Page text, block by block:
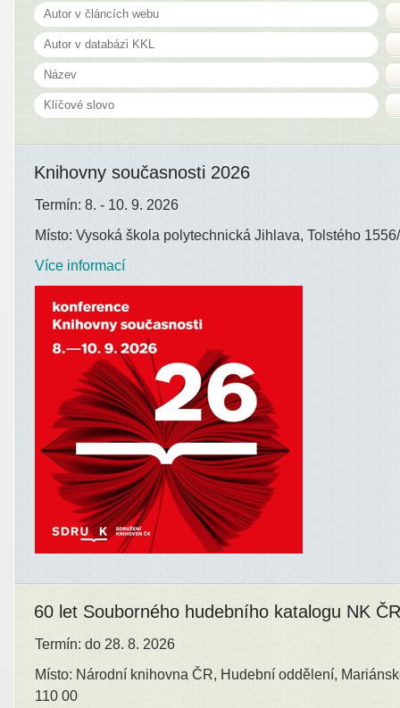
Knihovny současnosti 2026
Termín: 8. - 10. 9. 2026
Místo: Vysoká škola polytechnická Jihlava, Tolstého
Více informací
60 let Souborného hudebního katalogu NK ČR
Termín: do 28. 8. 2026
Místo: Národní knihovna ČR, Hudební oddělení,
110 00